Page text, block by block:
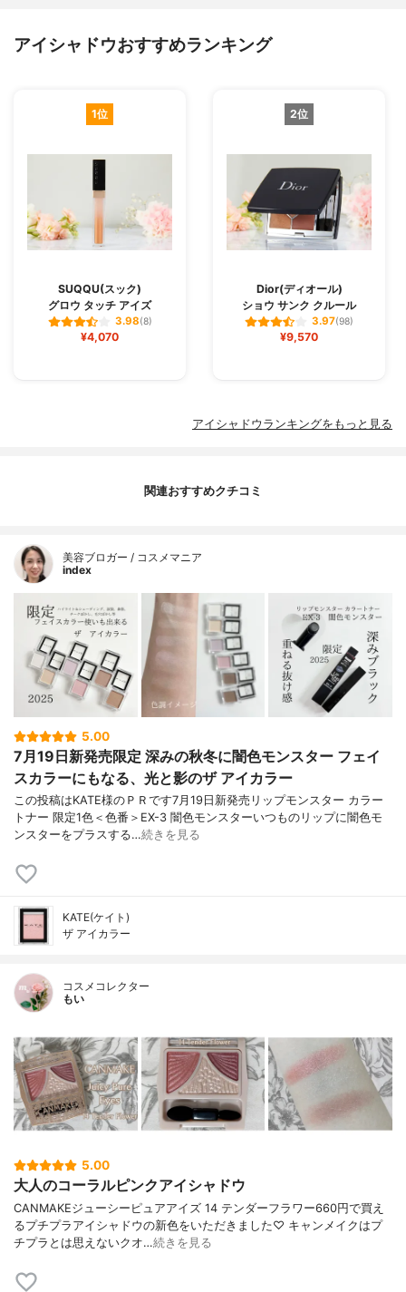
アイシャドウおすすめランキング
1位
SUQQU(スック)
グロウ タッチ アイズ
3.98(8)
¥4,070
2位
Dior(ディオール)
ショウ サンク クルール
3.97(98)
¥9,570
アイシャドウランキングをもっと見る
関連おすすめクチコミ
美容ブロガー / コスメマニア
index
5.00
7月19日新発売限定 深みの秋冬に闇色モンスター フェイ
スカラーにもなる、光と影のザ アイカラー
この投稿はKATE様のＰＲです7月19日新発売リップモンスター カラー
トナー 限定1色＜色番＞EX-3 闇色モンスターいつものリップに闇色モ
ンスターをプラスする…続きを見る
KATE(ケイト)
ザ アイカラー
コスメコレクター
もい
5.00
大人のコーラルピンクアイシャドウ
CANMAKEジューシーピュアアイズ 14 テンダーフラワー660円で買え
るプチプラアイシャドウの新色をいただきました♡ キャンメイクはプ
チプラとは思えないクオ…続きを見る